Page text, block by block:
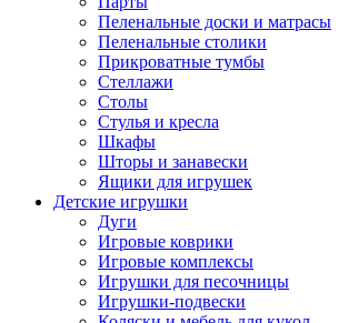
Пеленальные доски и матрасы
Пеленальные столики
Прикроватные тумбы
Стеллажи
Столы
Стулья и кресла
Шкафы
Шторы и занавески
Ящики для игрушек
Детские игрушки
Дуги
Игровые коврики
Игровые комплексы
Игрушки для песочницы
Игрушки-подвески